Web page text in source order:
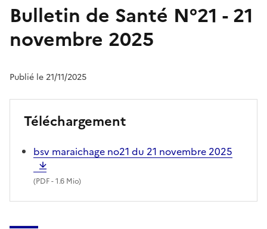
Bulletin de Santé N°21 - 21
novembre 2025
Publié le 21/11/2025
Téléchargement
bsv maraichage no21 du 21 novembre 2025
(PDF- 1.6 Mio)